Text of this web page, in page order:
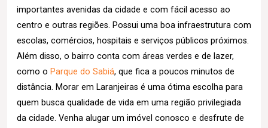
importantes avenidas da cidade e com fácil acesso ao
centro e outras regiões. Possui uma boa infraestrutura com
escolas, comércios, hospitais e serviços públicos próximos.
Além disso, o bairro conta com áreas verdes e de lazer,
como o Parque do Sabiá, que fica a poucos minutos de
distância. Morar em Laranjeiras é uma ótima escolha para
quem busca qualidade de vida em uma região privilegiada
da cidade. Venha alugar um imóvel conosco e desfrute de